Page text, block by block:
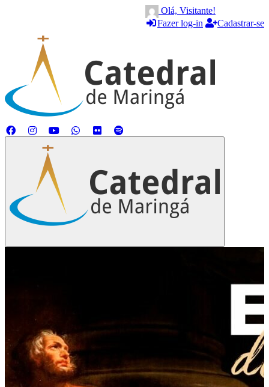
Olá, Visitante!
Fazer log-in
Cadastrar-se